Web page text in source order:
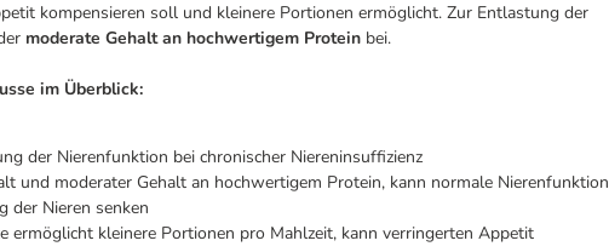
kompensieren soll und kleinere Portionen ermöglicht. Zur Entlastung der
moderate Gehalt an hochwertigem Protein bei.
im Überblick:
der Nierenfunktion bei chronischer Niereninsuffizienz
und moderater Gehalt an hochwertigem Protein, kann normale Nierenfunktion
der Nieren senken
ermöglicht kleinere Portionen pro Mahlzeit, kann verringerten Appetit